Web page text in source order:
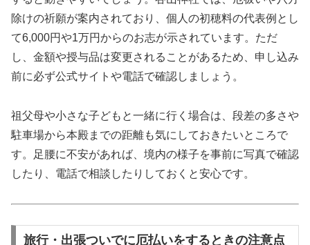
除けの祈願が案内されており、個人の初穂料の代表例とし
て6,000円や1万円からのお志が示されています。ただ
し、金額や授与品は変更されることがあるため、申し込み
前に必ず公式サイトや電話で確認しましょう。
祖父母や小さな子どもと一緒に行く場合は、段差の多さや
駐車場から本殿までの距離も気にしておきたいところで
す。足腰に不安があれば、境内の様子を事前に写真で確認
したり、電話で相談したりしておくと安心です。
旅行・出張ついでに厄払いをするときの注意点